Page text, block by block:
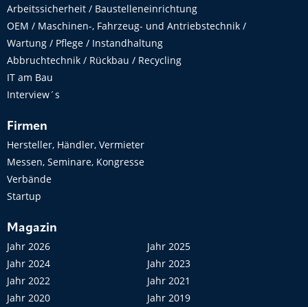
Arbeitssicherheit / Baustelleneinrichtung
OEM / Maschinen-, Fahrzeug- und Antriebstechnik /
Wartung / Pflege / Instandhaltung
Abbruchtechnik / Rückbau / Recycling
IT am Bau
Interview´s
Firmen
Hersteller, Händler, Vermieter
Messen, Seminare, Kongresse
Verbände
Startup
Magazin
Jahr 2026
Jahr 2025
Jahr 2024
Jahr 2023
Jahr 2022
Jahr 2021
Jahr 2020
Jahr 2019